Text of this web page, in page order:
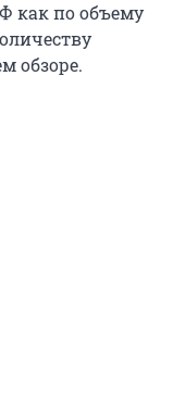
как по объему
обзоре.